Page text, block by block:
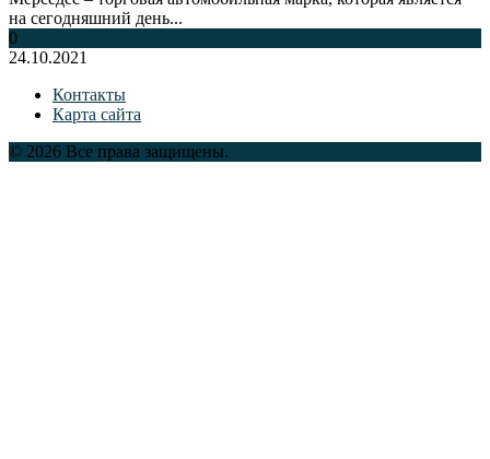
на сегодняшний день...
0
24.10.2021
Контакты
Карта сайта
© 2026 Все права защищены.